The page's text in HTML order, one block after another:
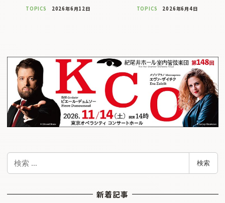
TOPICS 2026年6月12日 TOPICS 2026年6月4日
検索
新着記事